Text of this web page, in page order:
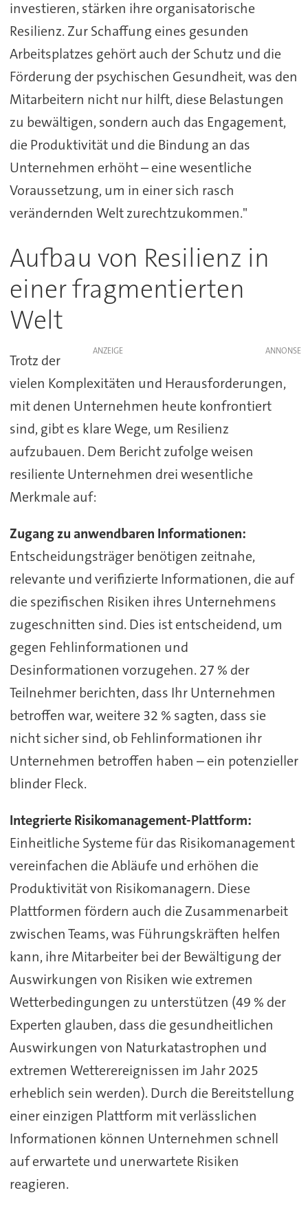
investieren, stärken ihre organisatorische
Resilienz. Zur Schaffung eines gesunden
Arbeitsplatzes gehört auch der Schutz und die
Förderung der psychischen Gesundheit, was den
Mitarbeitern nicht nur hilft, diese Belastungen
zu bewältigen, sondern auch das Engagement,
die Produktivität und die Bindung an das
Unternehmen erhöht – eine wesentliche
Voraussetzung, um in einer sich rasch
verändernden Welt zurechtzukommen."
Aufbau von Resilienz in
einer fragmentierten
Welt
ANZEIGE
Trotz der
vielen Komplexitäten und Herausforderungen,
mit denen Unternehmen heute konfrontiert
sind, gibt es klare Wege, um Resilienz
aufzubauen. Dem Bericht zufolge weisen
resiliente Unternehmen drei wesentliche
Merkmale auf:
Zugang zu anwendbaren Informationen:
Entscheidungsträger benötigen zeitnahe,
relevante und verifizierte Informationen, die auf
die spezifischen Risiken ihres Unternehmens
zugeschnitten sind. Dies ist entscheidend, um
gegen Fehlinformationen und
Desinformationen vorzugehen. 27 % der
Teilnehmer berichten, dass Ihr Unternehmen
betroffen war, weitere 32 % sagten, dass sie
nicht sicher sind, ob Fehlinformationen ihr
Unternehmen betroffen haben – ein potenzieller
blinder Fleck.
Integrierte Risikomanagement-Plattform:
Einheitliche Systeme für das Risikomanagement
vereinfachen die Abläufe und erhöhen die
Produktivität von Risikomanagern. Diese
Plattformen fördern auch die Zusammenarbeit
zwischen Teams, was Führungskräften helfen
kann, ihre Mitarbeiter bei der Bewältigung der
Auswirkungen von Risiken wie extremen
Wetterbedingungen zu unterstützen (49 % der
Experten glauben, dass die gesundheitlichen
Auswirkungen von Naturkatastrophen und
extremen Wetterereignissen im Jahr 2025
erheblich sein werden). Durch die Bereitstellung
einer einzigen Plattform mit verlässlichen
Informationen können Unternehmen schnell
auf erwartete und unerwartete Risiken
reagieren.